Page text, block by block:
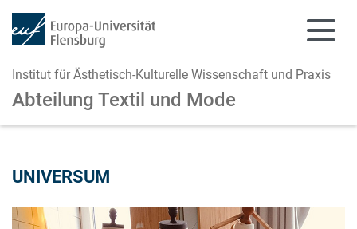
Institut für Ästhetisch-Kulturelle Wissenschaft und Praxis
Abteilung Textil und Mode
UNIVERSUM